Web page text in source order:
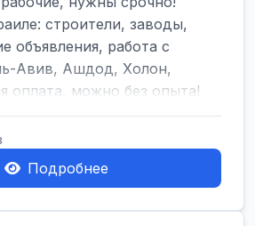
строители, заводы,
объявления, работа с
Авив, Ашдод, Холон,
оплата, можно без опыта!
Подробнее